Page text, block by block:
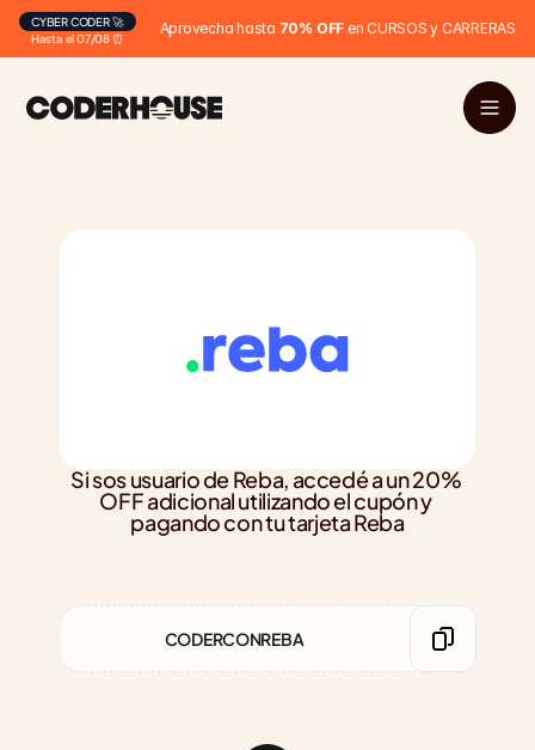
Hasta el 07/08 ⏰
CYBER CODER 🚀 Aprovecha hasta 70% OFF en CURSOS y CARRERAS
Si sos usuario de Reba, accedé a un 20%
OFF adicional utilizando el cupón y
pagando con tu tarjeta Reba
CODERCONREBA